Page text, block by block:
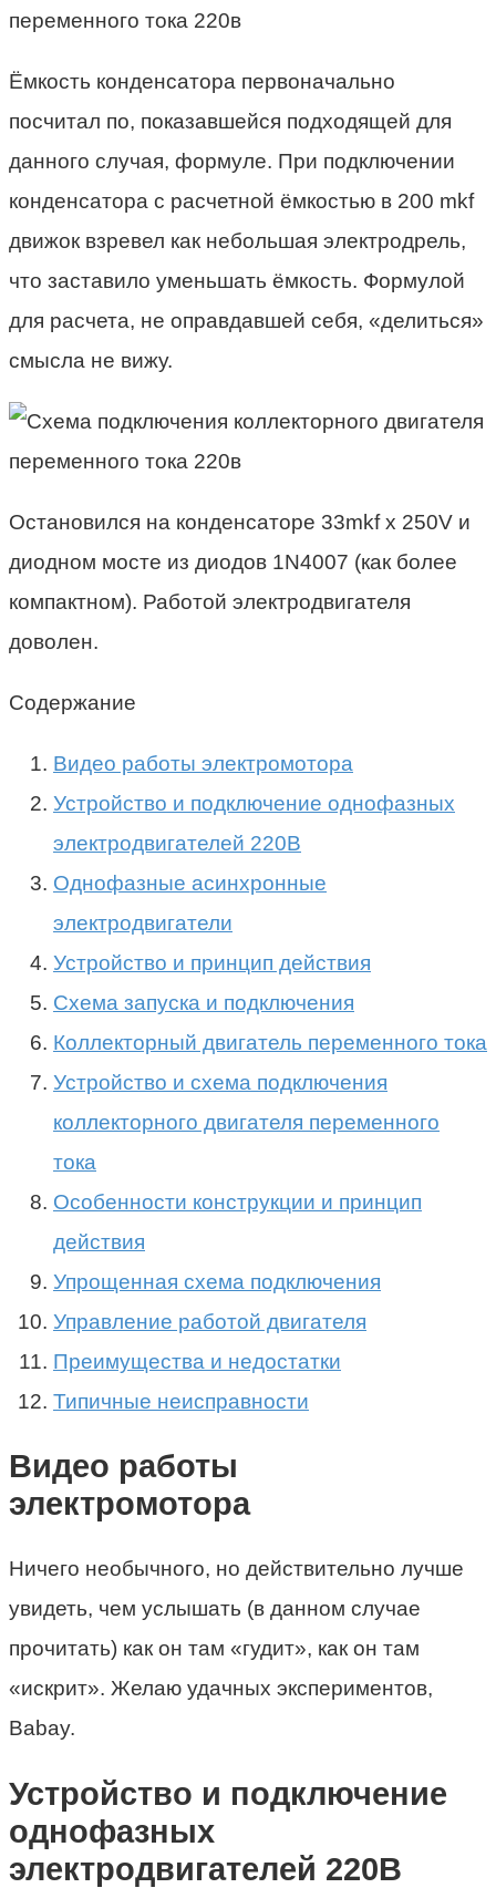
Ёмкость конденсатора первоначально
посчитал по, показавшейся подходящей для
данного случая, формуле. При подключении
конденсатора с расчетной ёмкостью в 200 mkf
движок взревел как небольшая электродрель,
что заставило уменьшать ёмкость. Формулой
для расчета, не оправдавшей себя, «делиться»
смысла не вижу.
Остановился на конденсаторе 33mkf х 250V и
диодном мосте из диодов 1N4007 (как более
компактном). Работой электродвигателя
доволен.
Содержание
Видео работы электромотора
Устройство и подключение однофазных
электродвигателей 220В
Однофазные асинхронные
электродвигатели
Устройство и принцип действия
Схема запуска и подключения
Коллекторный двигатель переменного тока
Устройство и схема подключения
коллекторного двигателя переменного
тока
Особенности конструкции и принцип
действия
Упрощенная схема подключения
Управление работой двигателя
Преимущества и недостатки
Типичные неисправности
Видео работы
электромотора
Ничего необычного, но действительно лучше
увидеть, чем услышать (в данном случае
прочитать) как он там «гудит», как он там
«искрит». Желаю удачных экспериментов,
Babay.
Устройство и подключение
однофазных
электродвигателей 220В